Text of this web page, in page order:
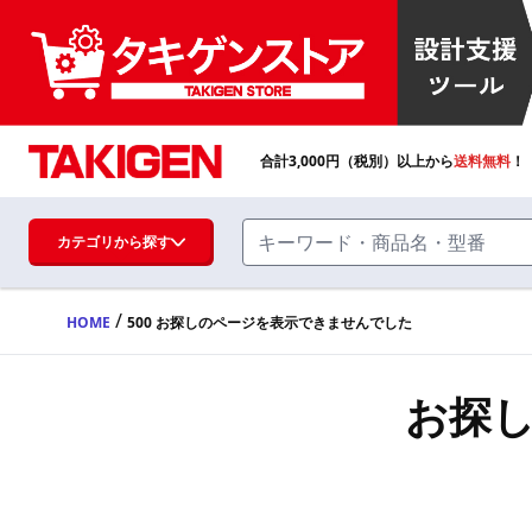
ハンドル・取手・つまみ・周辺機器
FA・A
合計3,000円（税別）以上から送料無料
カテゴリから探す
HOME / 500 お探しのページを表示できませんでした
お探